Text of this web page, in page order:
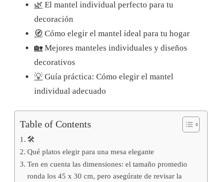
🌿 El mantel individual perfecto para tu
decoración
🧭 Cómo elegir el mantel ideal para tu hogar
🏡 Mejores manteles individuales y diseños
decorativos
💡 Guía práctica: Cómo elegir el mantel
individual adecuado
Table of Contents
🛠️
Qué platos elegir para una mesa elegante
Ten en cuenta las dimensiones: el tamaño promedio
ronda los 45 x 30 cm, pero asegúrate de revisar la